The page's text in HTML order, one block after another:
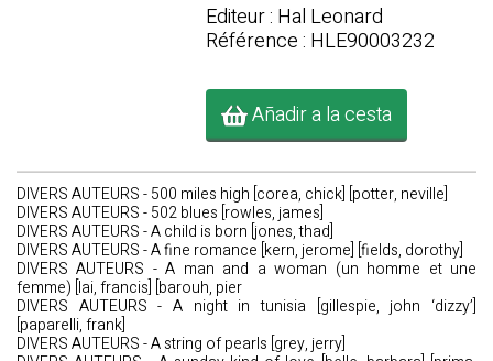
Editeur : Hal Leonard
Référence : HLE90003232
Añadir a la cesta
DIVERS AUTEURS - 500 miles high [corea, chick] [potter, neville]
DIVERS AUTEURS - 502 blues [rowles, james]
DIVERS AUTEURS - A child is born [jones, thad]
DIVERS AUTEURS - A fine romance [kern, jerome] [fields, dorothy]
DIVERS AUTEURS - A man and a woman (un homme et une
femme) [lai, francis] [barouh, pier
DIVERS AUTEURS - A night in tunisia [gillespie, john ‘dizzy’]
[paparelli, frank]
DIVERS AUTEURS - A string of pearls [grey, jerry]